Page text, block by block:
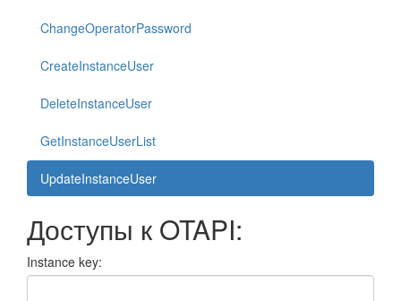
ChangeOperatorPassword
CreateInstanceUser
DeleteInstanceUser
GetInstanceUserList
UpdateInstanceUser
Доступы к OTAPI:
Instance key: